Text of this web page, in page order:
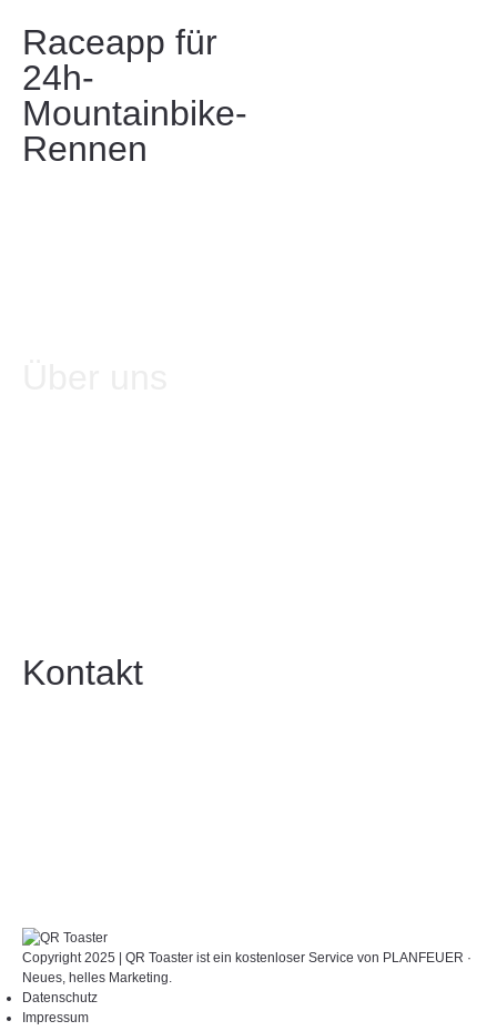
Raceapp für
24h-
Mountainbike-
Rennen
Kontakt
Copyright 2025 | QR Toaster ist ein kostenloser Service von PLANFEUER ·
Neues, helles Marketing.
Datenschutz
Impressum